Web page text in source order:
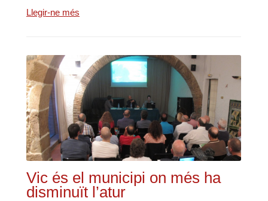
Llegir-ne més
Vic és el municipi on més ha
disminuït l’atur